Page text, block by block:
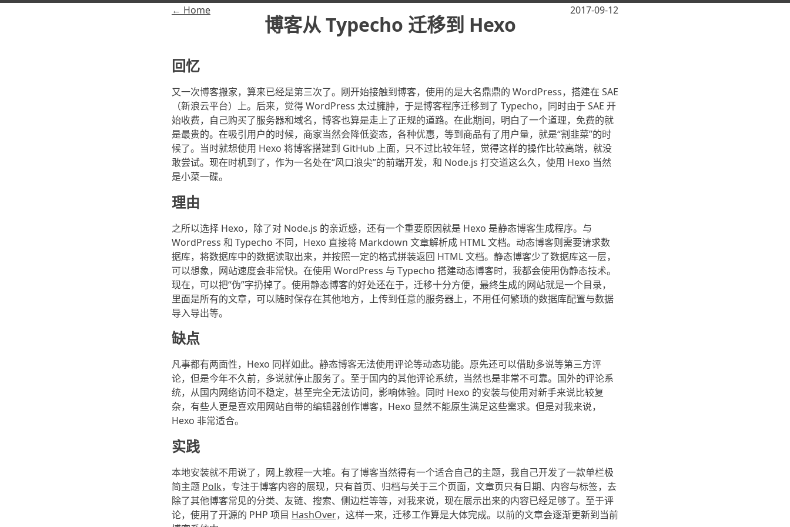
← Home
博客从 Typecho 迁移到 Hexo
2017-09-12
回忆
又一次博客搬家，算来已经是第三次了。刚开始接触到博客，使用的是大名鼎鼎的 WordPress，搭建在 SAE
（新浪云平台）上。后来，觉得 WordPress 太过臃肿，于是博客程序迁移到了 Typecho，同时由于 SAE 开
始收费，自己购买了服务器和域名，博客也算是走上了正规的道路。在此期间，明白了一个道理，免费的就
是最贵的。在吸引用户的时候，商家当然会降低姿态，各种优惠，等到商品有了用户量，就是“割韭菜”的时
候了。当时就想使用 Hexo 将博客搭建到 GitHub 上面，只不过比较年轻，觉得这样的操作比较高端，就没
敢尝试。现在时机到了，作为一名处在“风口浪尖”的前端开发，和 Node.js 打交道这么久，使用 Hexo 当然
是小菜一碟。
理由
之所以选择 Hexo，除了对 Node.js 的亲近感，还有一个重要原因就是 Hexo 是静态博客生成程序。与
WordPress 和 Typecho 不同，Hexo 直接将 Markdown 文章解析成 HTML 文档。动态博客则需要请求数
据库，将数据库中的数据读取出来，并按照一定的格式拼装返回 HTML 文档。静态博客少了数据库这一层，
可以想象，网站速度会非常快。在使用 WordPress 与 Typecho 搭建动态博客时，我都会使用伪静态技术。
现在，可以把“伪”字扔掉了。使用静态博客的好处还在于，迁移十分方便，最终生成的网站就是一个目录，
里面是所有的文章，可以随时保存在其他地方，上传到任意的服务器上，不用任何繁琐的数据库配置与数据
导入导出等。
缺点
凡事都有两面性，Hexo 同样如此。静态博客无法使用评论等动态功能。原先还可以借助多说等第三方评
论，但是今年不久前，多说就停止服务了。至于国内的其他评论系统，当然也是非常不可靠。国外的评论系
统，从国内网络访问不稳定，甚至完全无法访问，影响体验。同时 Hexo 的安装与使用对新手来说比较复
杂，有些人更是喜欢用网站自带的编辑器创作博客，Hexo 显然不能原生满足这些需求。但是对我来说，
Hexo 非常适合。
实践
本地安装就不用说了，网上教程一大堆。有了博客当然得有一个适合自己的主题，我自己开发了一款单栏极
简主题 Polk，专注于博客内容的展现，只有首页、归档与关于三个页面，文章页只有日期、内容与标签，去
除了其他博客常见的分类、友链、搜索、侧边栏等等，对我来说，现在展示出来的内容已经足够了。至于评
论，使用了开源的 PHP 项目 HashOver，这样一来，迁移工作算是大体完成。以前的文章会逐渐更新到当前